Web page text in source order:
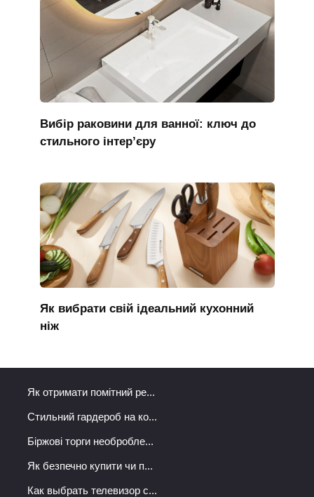
Вибір раковини для ванної: ключ до
стильного інтер’єру
Як вибрати свій ідеальний кухонний
ніж
Як отримати помітний ре...
Стильний гардероб на ко...
Біржові торги необробле...
Як безпечно купити чи п...
Как выбрать телевизор с...